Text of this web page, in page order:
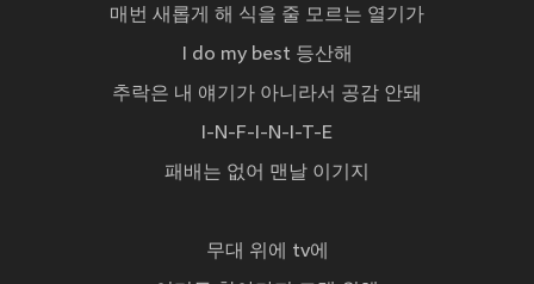
매번 새롭게 해 식을 줄 모르는 열기가
I do my best 등산해
추락은 내 얘기가 아니라서 공감 안돼
I-N-F-I-N-I-T-E
패배는 없어 맨날 이기지
무대 위에 tv에